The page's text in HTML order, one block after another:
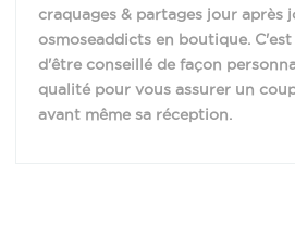
craquages & partages jour après
osmoseaddicts en boutique.
d'être conseillé de façon
qualité pour vous assurer un
avant même sa réception.